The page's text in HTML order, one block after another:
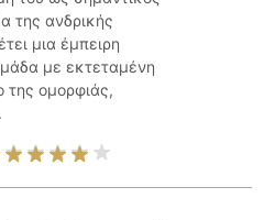
της ανδρικής
μια έμπειρη
με εκτεταμένη
ομορφιάς,